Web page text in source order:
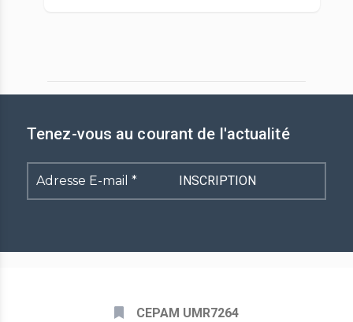
Tenez-vous au courant de l'actualité
Adresse
E-
CEPAM UMR7264